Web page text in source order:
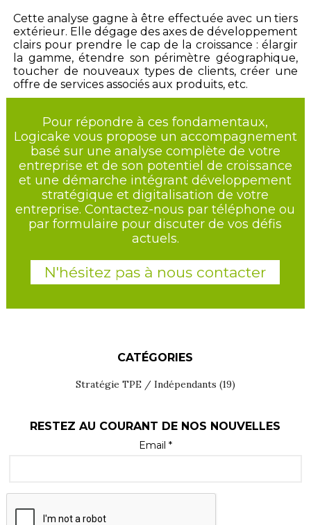
Cette analyse gagne à être effectuée avec un tiers
extérieur. Elle dégage des axes de développement
clairs pour prendre le cap de la croissance : élargir
la gamme, étendre son périmètre géographique,
toucher de nouveaux types de clients, créer une
offre de services associés aux produits, etc.
Pour répondre à ces fondamentaux,
Logicake vous propose un accompagnement
basé sur une analyse complète de votre
entreprise et de son potentiel de croissance
et une démarche intégrant développement
stratégique et digitalisation de votre
entreprise. Contactez-nous par téléphone ou
par formulaire pour discuter de vos défis
actuels.
N'hésitez pas à nous contacter
CATÉGORIES
Stratégie TPE / Indépendants (19)
RESTEZ AU COURANT DE NOS NOUVELLES
Email *